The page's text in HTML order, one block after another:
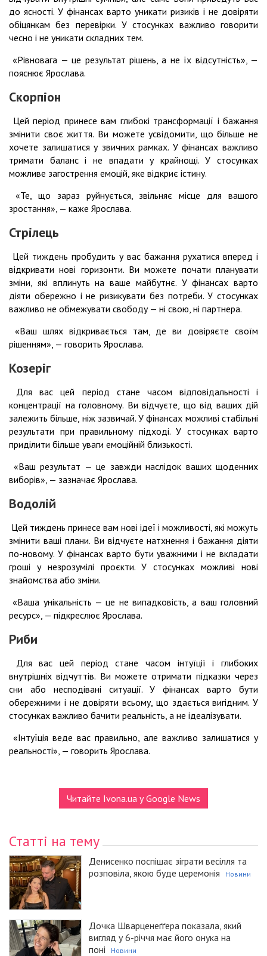
до ясності. У фінансах варто уникати ризиків і не довіряти
обіцянкам без перевірки. У стосунках важливо говорити
чесно і не уникати складних тем.
«Рівновага — це результат рішень, а не їх відсутність», —
пояснює Ярослава.
Скорпіон
Цей період принесе вам глибокі трансформації і бажання
змінити своє життя. Ви можете усвідомити, що більше не
хочете залишатися у звичних рамках. У фінансах важливо
тримати баланс і не впадати у крайнощі. У стосунках
можливе загострення емоцій, яке відкриє істину.
«Те, що зараз руйнується, звільняє місце для вашого
зростання», — каже Ярослава.
Стрілець
Цей тиждень пробудить у вас бажання рухатися вперед і
відкривати нові горизонти. Ви можете почати планувати
зміни, які вплинуть на ваше майбутнє. У фінансах варто
діяти обережно і не ризикувати без потреби. У стосунках
важливо не обмежувати свободу — ні свою, ні партнера.
«Ваш шлях відкривається там, де ви довіряєте своїм
рішенням», — говорить Ярослава.
Козеріг
Для вас цей період стане часом відповідальності і
концентрації на головному. Ви відчуєте, що від ваших дій
залежить більше, ніж зазвичай. У фінансах можливі стабільні
результати при правильному підході. У стосунках варто
приділити більше уваги емоційній близькості.
«Ваш результат — це завжди наслідок ваших щоденних
виборів», — зазначає Ярослава.
Водолій
Цей тиждень принесе вам нові ідеї і можливості, які можуть
змінити ваші плани. Ви відчуєте натхнення і бажання діяти
по-новому. У фінансах варто бути уважними і не вкладати
гроші у незрозумілі проєкти. У стосунках можливі нові
знайомства або зміни.
«Ваша унікальність — це не випадковість, а ваш головний
ресурс», — підкреслює Ярослава.
Риби
Для вас цей період стане часом інтуїції і глибоких
внутрішніх відчуттів. Ви можете отримати підказки через
сни або несподівані ситуації. У фінансах варто бути
обережними і не довіряти всьому, що здається вигідним. У
стосунках важливо бачити реальність, а не ідеалізувати.
«Інтуїція веде вас правильно, але важливо залишатися у
реальності», — говорить Ярослава.
Читайте Ivona.ua у Google News
Статті на тему
Денисенко поспішає зіграти весілля та
розповіла, якою буде церемонія
Новини
Дочка Шварценеґґера показала, який
вигляд у 6-річчя має його онука на
поні
Новини